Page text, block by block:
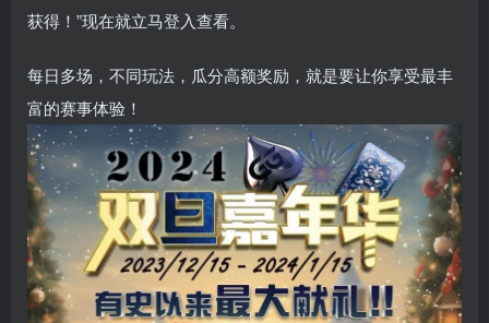
获得！”现在就立马登入查看。
每日多场，不同玩法，瓜分高额奖励，就是要让你享受最丰
富的赛事体验！